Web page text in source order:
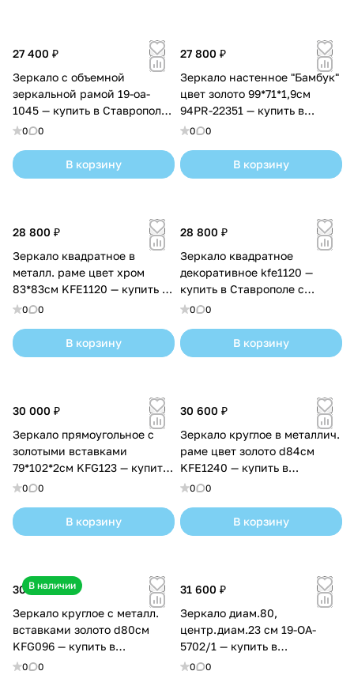
27 400 ₽
Зеркало с объемной
зеркальной рамой 19-oa-
1045 — купить в Ставрополе
с доставкой
0 0
В корзину
27 800 ₽
Зеркало настенное "Бамбук"
цвет золото 99*71*1,9см
94PR-22351 — купить в
Ставрополе с доставкой
0 0
В корзину
28 800 ₽
Зеркало квадратное в
металл. раме цвет хром
83*83см KFE1120 — купить в
Ставрополе с доставкой
0 0
В корзину
28 800 ₽
Зеркало квадратное
декоративное kfe1120 —
купить в Ставрополе с
доставкой
0 0
В корзину
30 000 ₽
Зеркало прямоугольное с
золотыми вставками
79*102*2см KFG123 — купить
в Ставрополе с доставкой
0 0
В корзину
30 600 ₽
Зеркало круглое в металлич.
раме цвет золото d84см
KFE1240 — купить в
Ставрополе с доставкой
0 0
В корзину
В наличии
30 800 ₽
Зеркало круглое с металл.
вставками золото d80см
KFG096 — купить в
Ставрополе с доставкой
0 0
31 600 ₽
Зеркало диам.80,
центр.диам.23 см 19-OA-
5702/1 — купить в
Ставрополе с доставкой
0 0